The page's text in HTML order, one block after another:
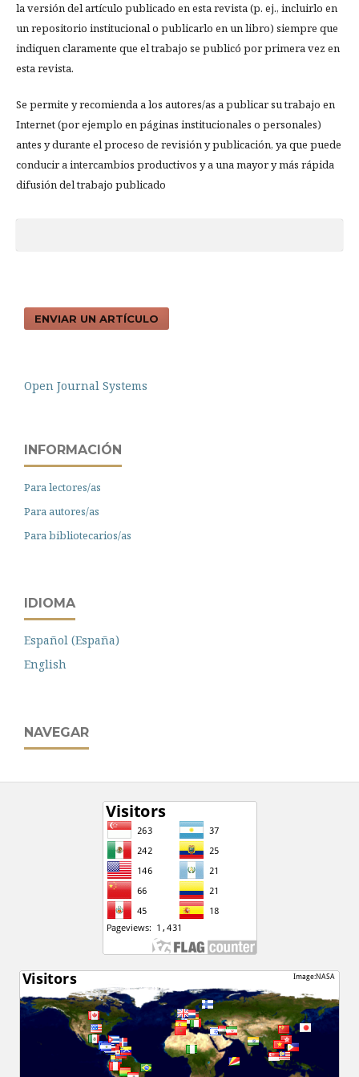
la versión del artículo publicado en esta revista (p. ej., incluirlo en
un repositorio institucional o publicarlo en un libro) siempre que
indiquen claramente que el trabajo se publicó por primera vez en
esta revista.
Se permite y recomienda a los autores/as a publicar su trabajo en
Internet (por ejemplo en páginas institucionales o personales)
antes y durante el proceso de revisión y publicación, ya que puede
conducir a intercambios productivos y a una mayor y más rápida
difusión del trabajo publicado
ENVIAR UN ARTÍCULO
Open Journal Systems
INFORMACIÓN
Para lectores/as
Para autores/as
Para bibliotecarios/as
IDIOMA
Español (España)
English
NAVEGAR